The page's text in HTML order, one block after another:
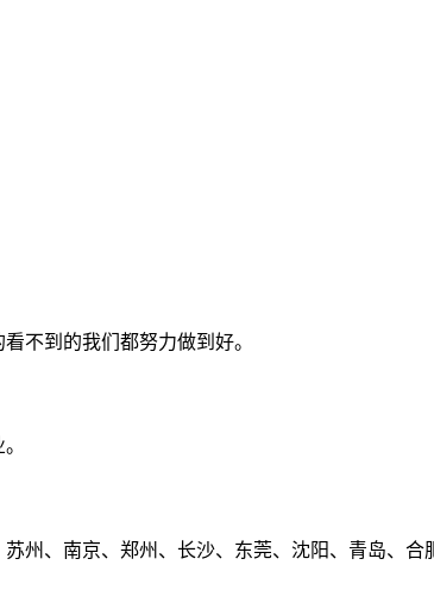
不到的我们都努力做到好。
州、南京、郑州、长沙、东莞、沈阳、青岛、合